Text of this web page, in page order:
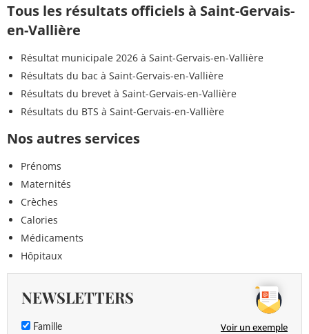
Tous les résultats officiels à Saint-Gervais-
en-Vallière
Résultat municipale 2026 à Saint-Gervais-en-Vallière
Résultats du bac à Saint-Gervais-en-Vallière
Résultats du brevet à Saint-Gervais-en-Vallière
Résultats du BTS à Saint-Gervais-en-Vallière
Nos autres services
Prénoms
Maternités
Crèches
Calories
Médicaments
Hôpitaux
NEWSLETTERS
Famille Voir un exemple